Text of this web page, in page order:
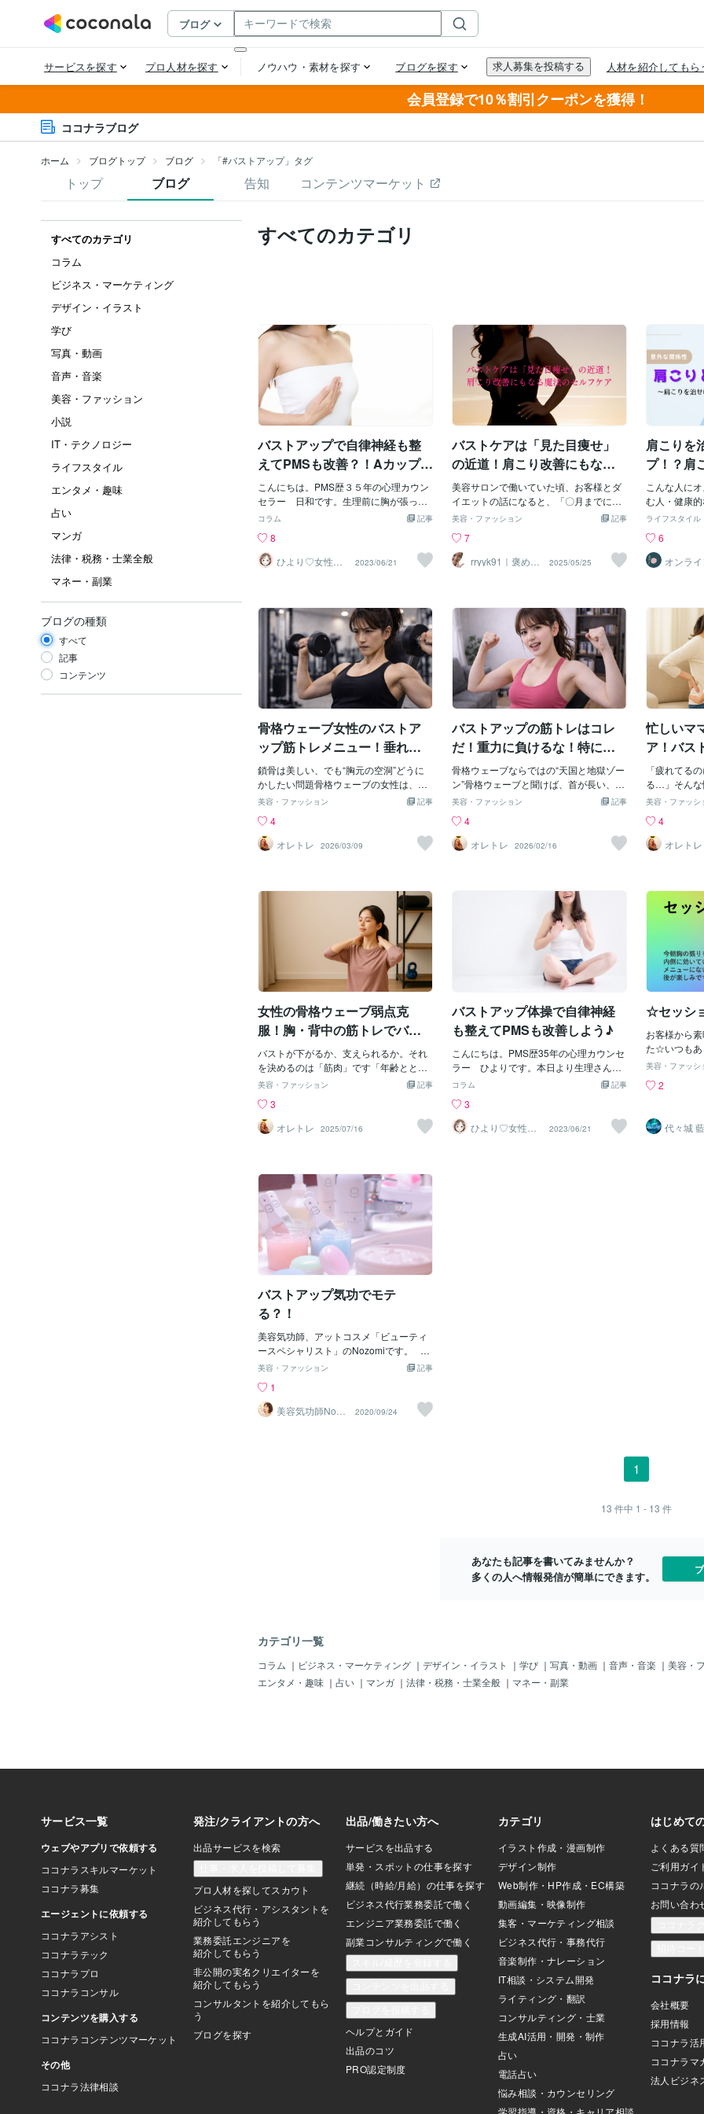
会員登録で10％割引クーポンを獲得！
ココナラブログ
ホーム ブログトップ ブログ 「#バストアップ」タグ
トップ ブログ 告知 コンテンツマーケット
すべてのカテゴリ
コラム
ビジネス・マーケティング
デザイン・イラスト
学び
写真・動画
音声・音楽
美容・ファッション
小説
IT・テクノロジー
ライフスタイル
エンタメ・趣味
占い
マンガ
法律・税務・士業全般
マネー・副業
ブログの種類
すべて
記事
コンテンツ
すべてのカテゴリ
バストアップで自律神経も整
えてPMSも改善？！Aカップが
Dカップに？！
こんにちは。PMS歴３５年の心理カウン
セラー 日和です。生理前に胸が張って
つらい・・・私も２０代のころは痛みを
ました。４０代の今は若いころに比べて
胸の張りについて不快感はあまりありま
せん。ホルモンバランスの変化や自律神
さて今回のテーマを「バストアップで自
律神経も整えてPMSも改善しよう♪」に
した理由…それは、長年控えめな胸のた
めに悲しい思いをしてきた私ですが、40
代になって一念発起。バストケアに取り
組んでみようと半年ほど前からいろいろ
と試してAカップからDカップまで成長し
たことが自律神経を整え、PMS改善にも
結果的に効果があったからです。まず試
したのは、小胸さん向けのブラです。20
代のころには矯正ブラがあってもお値段
のことやブラで胸が大きくなるなんてと
いう疑心暗鬼で試したことはありません
でした。ここ最近はさまざまなメーカー
してくれるブラを提供してくれています
♪私が試したのは「LUNAナチュラルアッ
プナイトブラ」です。これを試す前には
胸とおなかの境目（バージスライン）が
なかったのに、今はクッキリしています
♪さらにわき肉が胸となり前から見ても
胸がおわん型になりました。こうなる
と、スタイルもよく見えて洋服選びも楽
しくなり毎日ブラを着用することでやる
気を促すホルモン、ドーパミンも分泌さ
れまくりです。そして、おしゃれも楽し
くなり気持ちもルンルン楽しい、幸せな
気持ちに毎日なって
記事
コラム
8
ひより♡女性の
お悩み相談室
2023/06/21
バストケアは「見た目痩せ」
の近道！肩こり改善にもなる
魔法のセルフケア
美容サロンで働いていた頃、お客様とダ
イエットの話になると、「〇月までに〇
㎏痩せたい！」と目標を決められている
していました。もちろん、体重やBMI指
数も大切です！ただ、同じ1㎏でも、’’脂
肪’’と’’筋肉’’では大きさに差があります。
のは、体重よりも、「見た目がいかに理
想に近いか」。お客様にもよく、そのこ
とをお伝えしてきました。✅「体重（BM
I）は標準なのに、なぜか太って見える」
✅「バストはキープ（もしくはアップ）
したいけど、腕やお腹はスッキリさせた
い！」✅「ただ細いより、健康的な体型
にもっていきたい」そんな幅広いお悩み
にこそ、実は’’バストケア’’が驚くほど効
果的なんです！♦バストケアって何のため
のケア？バストアップを目的にケアを始
める方はもちろん多いですが、実は「見
た目痩せ」「肩こり解消」「姿勢改善」
のために始める方もたくさんいらっしゃ
な施術で、多くのお客様から指名を頂い
ておりました。そんなわたしが、今回
は’’自宅でカンタンにできるバストケア
ます。なんでも取り入れるのが難しいと
感じる方は、とりあえず①だけでも取り
組んでみてください。余裕がでてきた
り、「楽しい！」「もっと効果出してみ
たい！」となれば、次のステップとし
て、②や③を取り入れるといいでしょ
う。♦自宅でできる！理想ボディに近づく
着け方を見なおすだけ！もう見た目が変
わる
記事
美容・ファッション
7
rryyk91｜褒めら
れ肌カウンセラ
2025/05/25
肩こりを
プ！？肩
な関係性
こんな人に
む人・健康
は、肩こり
思います。
BI)ではあな
り改善へ最
か？・専門
りって実際
もすぐに戻
なく湿布や痛
うその悩み
か？のべ
える自宅にい
新しい整体
価格にて提供
や血行不良に
こりがひど
を及ぼし、
めまいなど
す。肩こり
ね。肩こりと
トアップに
か？実は、
なり、胸に栄
なるからで
り、形が崩
す。1番の
上のイラス
首の筋肉が
て短くなりま
ライフスタイル
6
オンラ
体 結
骨格ウェーブ女性のバストア
ップ筋トレメニュー！垂れな
い美乳作りの参考に。
鎖骨は美しい、でも“胸元の空洞”どうに
かしたい問題骨格ウェーブの女性は、ま
ず首が綺麗。縦長のラインが出るので、T
して鎖骨のラインまで美しいので、ドレ
スなんてほぼズルい。ただしここに一つ
だけ気になる点がある。骨格ウェーブは
が下に見える・服の上で形が出にくい・
バストトップ位置が下がりやすい歳のせ
いだけではない。これは元々の骨格特
性。そしてもう一つ厄介なのが“重力”。
重力は24時間休まず働いている。胸を南
へ南へと連れて行こうとする、しつこい
常勤バイトだ。「いやいや、連れて行か
なくていいから」と何万人の女性が思っ
ている。バストアップとは、バストが下
がらないように守ること多くの人が想像
する“バストアップ”は、「カップアッ
プ」「急に谷間」「盛れ盛れ状態」でも
本質はこれではない。現実のバストアッ
プとは、、バストが下がらず、正しい位
それだけでシルエットは大きく変わる。
もし・胸トレをほぼしていない・運動習
慣ゼロ・猫背傾向アリ・デスクワーク多
弱っている分、筋トレでの“位置戻り”が
起きやすい。これは骨格ウェーブの女性
が意外と知らないメリット。バストライ
ンが崩れるのは脂肪の問題ではなく“支え
る構造”の問題ここで一気に信用性を上げ
るために整理する。バストラインは✔ 脂
肪✔ 姿勢✔ 胸まわりの筋肉✔ 体の厚み✔
骨格の配列これらの“複合結果”で成立し
ている。つまり胸が下がる理由は“脂肪が
重いか
記事
美容・ファッション
4
オレトレ
2026/03/09
バストアップの筋トレはコレ
だ！重力に負けるな！特に骨
格ウェーブ女性！
骨格ウェーブならではの“天国と地獄ゾー
ン”骨格ウェーブと聞けば、首が長い、鎖
骨が綺麗、デコルテが映える…これは間
はトップスのVネックやキャミで上半身
が綺麗に整うので得をしやすい。ただそ
の一方で、骨格ウェーブには極めて共通
きて、水がちょっと溜まりそうなくらい
窪んでいたり、薄手のトップスを着たと
きに胸元がぺたっとして見えたり、いわ
ゆるデコルテの厚み不足＋南下傾向のセ
ットで起こる。さらに時間が経つと、重
力という名の外圧によって“そこそこ余裕
のある胸”も“控えめな胸”も関係なく下方
でも胸の位置が下がると貧相に見えるの
で、女性は尚更だ。「重力よ、仕事しす
ぎだろ」と言いたくなる。バストアップ
とは“持ち上げる”より“下げさせない”戦い
バストアップと言うと「カップが増え
る」「谷間が急に生まれる」という華や
はもっと地味で現実的。本質的には・バ
ストが下がらない位置でキープすること
これがバストアップの根本。いま胸まわ
記事
美容・ファッション
4
オレトレ
2026/02/16
忙しいマ
ア！バス
「簡単・
「疲れてる
る…」そんな
タバタで、
丸くなって
もし今、少
なら──それ
にカラダを変
す。この記
を整える方
す！子育て
格ウェーブ
奢で筋肉が
家事・仕事・
業長時間の
ンに集中し
中が丸くな
がそげて疲
プ」が正解
思ったとき
美容・ファッシ
4
オレトレ
女性の骨格ウェーブ弱点克
服！胸・背中の筋トレでバラ
ンス調整【姿勢美人とバスト
アップ】
バストが下がるか、支えられるか。それ
を決めるのは「筋肉」です「年齢ととも
に姿勢が崩れてきた」「鏡に映る自分の
洋服が似合わない」こうした悩みを抱え
る女性の多くが、骨格ウェーブ体型の持
ち主です。華奢で女性らしい印象を持つ
た問題を引き起こします。私は15年以
上、パーソナルトレーナーとして指導し
てきました。そのなかで見えてきたのは
──「胸と背中を鍛えることで、“骨格ウ
ェーブ特有の弱点”は確実に改善できる」
という事実です。この記事では、実際の
指導経験に基づいた、安全かつ効果的な
トレーニング法を、具体的な実践ステッ
プとともにお届けします。骨格ウェーブ
の落とし穴：「姿勢」と「重力」に要注
意骨格ウェーブ女性に見られる典型的な
弱点を以下に整理しましょう✅ 胸郭（胸
の土台）が狭い・バストを支える面積が
小さく、下垂しやすい✅ 背中の筋肉が弱
りの原因にも直結✅ 骨盤が前傾しやすい
（反り腰気味）・体のバランスを取るた
め、胸が下向きになりやすいこうした体
記事
美容・ファッション
3
オレトレ
2025/07/16
バストアップ体操で自律神経
も整えてPMSも改善しよう♪
こんにちは。PMS歴35年の心理カウンセ
ラー ひよりです。本日より生理さんが
やってまいりました。予定通りの訪問で
じた頭が重い感じの軽い頭痛以外には特
にありませんでした。その頭痛も頭痛を
和らげるマッサージやツボ押しで薬を飲
が、もう効果絶大！私にはあっているよ
になったバストアップマッサージ方
法！」です。ツボ押しとリン
記事
コラム
3
ひより♡女性の
お悩み相談室
2023/06/21
☆セッシ
お客様から
た☆いつもあ
｀)♡ 霊的な若返りの術を施します ☆霊
りを実感する
ニューにな
き、今後が
美容・ファッシ
2
代々城 藍
バストアップ気功でモテ
る？！
美容気功師、アットコスメ「ビューティ
ースペシャリスト」のNozomiです。 バ
ストケアといえば、クリームなどでのマ
ませんが、それよりバストの土台となる
大胸筋へアプローチのほうが効果的で
す。 そして、大胸筋のコリをほぐすに
善・代謝アップなどの効果も見込めま
す。 体の一部分は全体に繋がっています
からね＾＾ さらにさらに。 胸まわりに
気を流すことで中丹田いわゆるハートの
チャクラが活性化します。 ここは人間関
記事
美容・ファッション
1
美容気功師Nozo
mi
2020/09/24
1
13 件中 1 - 13 件
あなたも記事を書いてみませんか？
多くの人へ情報発信が簡単にできます。
カテゴリ一覧
コラム ｜ ビジネス・マーケティング ｜ デザイン・イラスト ｜ 学び ｜ 写真・動画 ｜ 音声・音楽 ｜ 美容・
エンタメ・趣味 ｜ 占い ｜ マンガ ｜ 法律・税務・士業全般 ｜ マネー・副業